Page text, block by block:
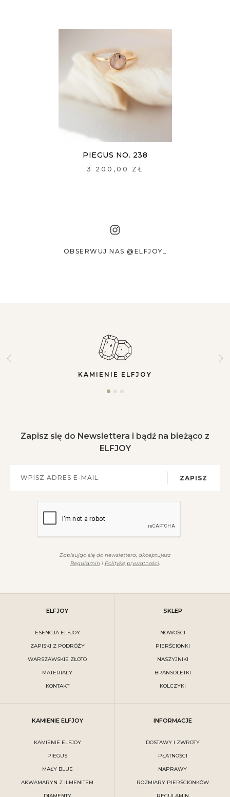
PIEGUS NO. 238
3 200,00 ZŁ
OBSERWUJ NAS @ELFJOY_
KAMIENIE ELFJOY
Zapisz się do Newslettera i bądź na bieżąco z
ELFJOY
ZAPISZ
Zapisując się do newslettera, akceptujesz
Regulamin i Politykę prywatności.
ELFJOY
ESENCJA ELFJOY
ZAPISKI Z PODRÓŻY
WARSZAWSKIE ZŁOTO
MATERIAŁY
KONTAKT
SKLEP
NOWOŚCI
PIERŚCIONKI
NASZYJNIKI
BRANSOLETKI
KOLCZYKI
KAMIENIE ELFJOY
KAMIENIE ELFJOY
PIEGUS
MAŁY BLUE
AKWAMARYN Z ILMENITEM
DIAMENTY
INFORMACJE
DOSTAWY I ZWROTY
PŁATNOŚCI
NAPRAWY
ROZMIARY PIERŚCIONKÓW
REGULAMIN